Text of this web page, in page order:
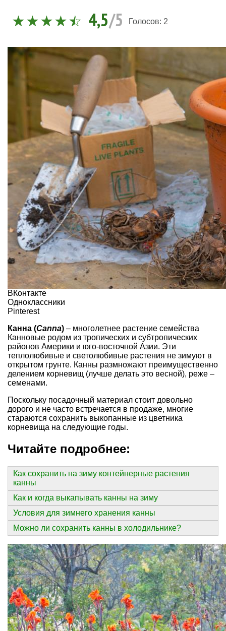
4,5/5 Голосов: 2
ВКонтакте
Одноклассники
Pinterest
Канна (Canna) – многолетнее растение семейства
Канновые родом из тропических и субтропических
районов Америки и юго-восточной Азии. Эти
теплолюбивые и светолюбивые растения не зимуют в
открытом грунте. Канны размножают преимущественно
делением корневищ (лучше делать это весной), реже –
семенами.
Поскольку посадочный материал стоит довольно
дорого и не часто встречается в продаже, многие
стараются сохранить выкопанные из цветника
корневища на следующие годы.
Читайте подробнее:
Как сохранить на зиму контейнерные растения
канны
Как и когда выкапывать канны на зиму
Условия для зимнего хранения канны
Можно ли сохранить канны в холодильнике?